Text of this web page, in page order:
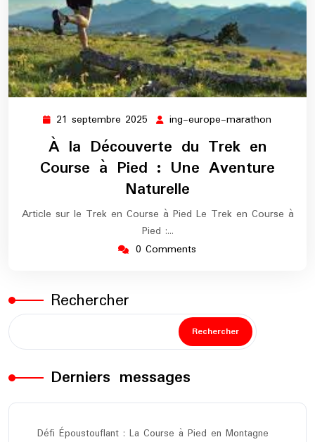
21 septembre 2025 21
septembre
2025
ing-europe-marathon
À la Découverte du Trek en
Course à Pied : Une Aventure
Naturelle
Article sur le Trek en Course à Pied Le Trek en Course à
Pied :…
0 Comments
Rechercher
Rechercher
Derniers messages
Défi Époustouflant : La Course à Pied en Montagne